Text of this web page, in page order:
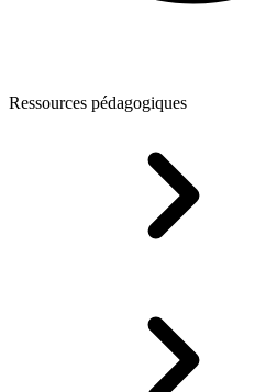
Ressources pédagogiques